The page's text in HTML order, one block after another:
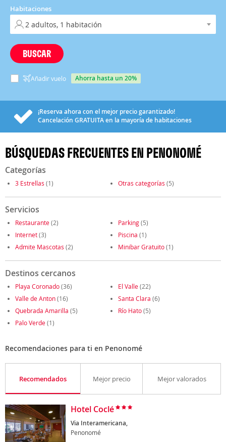
Habitaciones
BUSCAR
Añadir vuelo ahorra hasta un 20%
¡Reserva ahora con el mejor precio garantizado!
Cancelación GRATUITAen la mayoría de habitaciones
BÚSQUEDAS FRECUENTES EN PENONOMÉ
Categorías
3 Estrellas (1) Otras categorías (5)
Servicios
Restaurante(2) Parking(5)
Internet(3) Piscina (1)
Admite Mascotas (2) Minibar Gratuito(1)
Destinos cercanos
Playa Coronado(36) El Valle(22)
Valle de Anton(16) Santa Clara (6)
Quebrada Amarilla (5) Río Hato(5)
Palo Verde(1)
Recomendaciones para ti en Penonomé
Recomendados Mejor precio Mejor valorados
Hotel Coclé
Via Interamericana,
Penonomé